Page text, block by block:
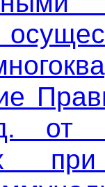
от